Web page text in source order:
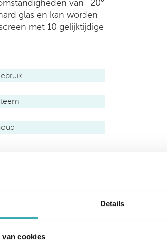
Details
van cookies
van -20°
glas en kan worden
met 10 gelijktijdige